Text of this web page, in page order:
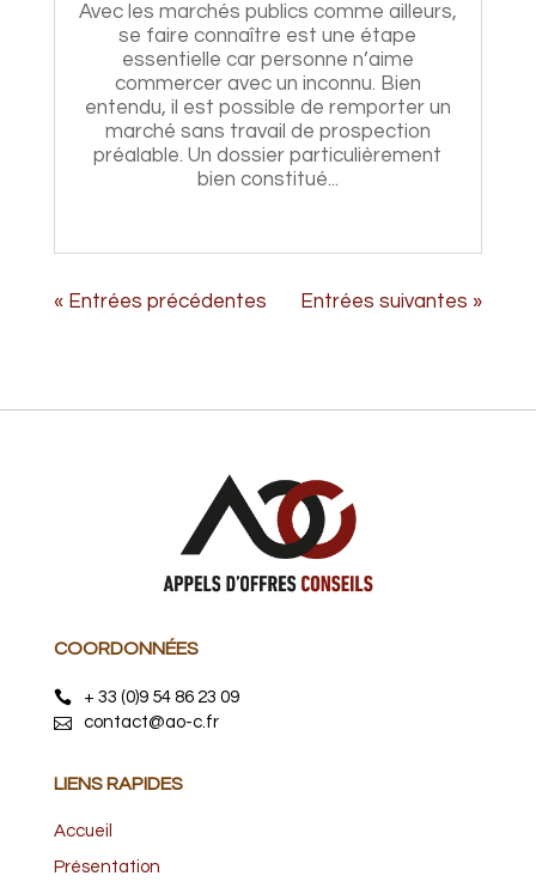
Avec les marchés publics comme ailleurs,
se faire connaître est une étape
essentielle car personne n’aime
commercer avec un inconnu. Bien
entendu, il est possible de remporter un
marché sans travail de prospection
préalable. Un dossier particulièrement
bien constitué...
« Entrées précédentes Entrées suivantes »
COORDONNÉES
+ 33 (0)9 54 86 23 09
contact@ao-c.fr
LIENS RAPIDES
Accueil
Présentation